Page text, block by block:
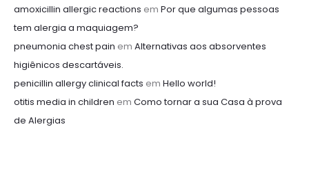
amoxicillin allergic reactions em Por que algumas pessoas
tem alergia a maquiagem?
pneumonia chest pain em Alternativas aos absorventes
higiênicos descartáveis.
penicillin allergy clinical facts em Hello world!
otitis media in children em Como tornar a sua Casa à prova
de Alergias